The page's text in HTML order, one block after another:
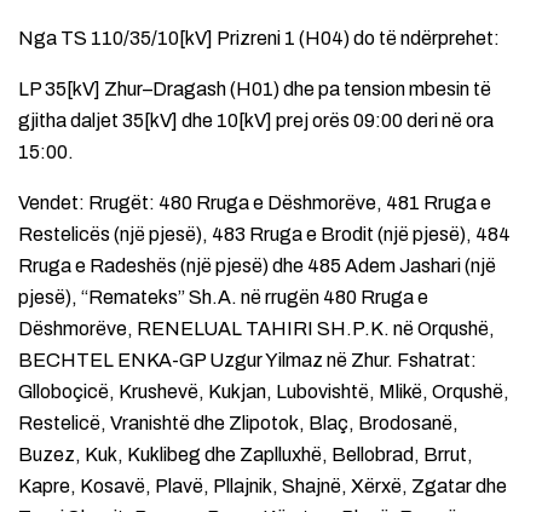
Nga TS 110/35/10[kV] Prizreni 1 (H04) do të ndërprehet:
LP 35[kV] Zhur–Dragash (H01) dhe pa tension mbesin të
gjitha daljet 35[kV] dhe 10[kV] prej orës 09:00 deri në ora
15:00.
Vendet: Rrugët: 480 Rruga e Dëshmorëve, 481 Rruga e
Restelicës (një pjesë), 483 Rruga e Brodit (një pjesë), 484
Rruga e Radeshës (një pjesë) dhe 485 Adem Jashari (një
pjesë), “Remateks” Sh.A. në rrugën 480 Rruga e
Dëshmorëve, RENELUAL TAHIRI SH.P.K. në Orqushë,
BECHTEL ENKA-GP Uzgur Yilmaz në Zhur. Fshatrat:
Glloboçicë, Krushevë, Kukjan, Lubovishtë, Mlikë, Orqushë,
Restelicë, Vranishtë dhe Zlipotok, Blaç, Brodosanë,
Buzez, Kuk, Kuklibeg dhe Zaplluxhë, Bellobrad, Brrut,
Kapre, Kosavë, Plavë, Pllajnik, Shajnë, Xërxë, Zgatar dhe